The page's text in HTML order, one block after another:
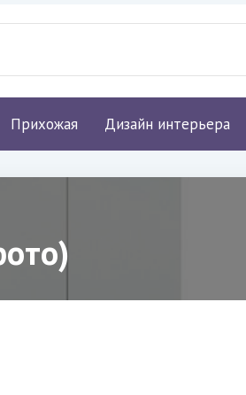
Прихожая Дизайн интерьера